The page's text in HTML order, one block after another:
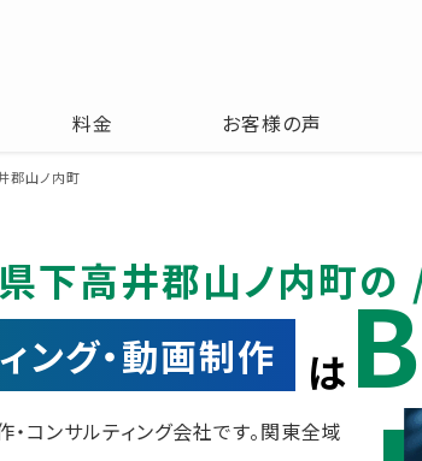
料金 お客様の声
郡山ノ内町
下高井郡山ノ内町の
ング・動画制作 は
コンサルティング会社です。関東全域